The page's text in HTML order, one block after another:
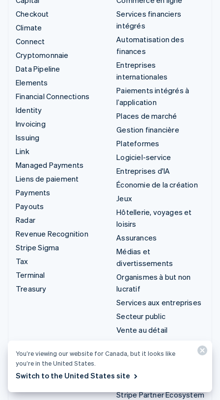
Checkout
Climate
Connect
Cryptomonnaie
Data Pipeline
Elements
Financial Connections
Identity
Invoicing
Issuing
Link
Managed Payments
Liens de paiement
Payments
Payouts
Radar
Revenue Recognition
Stripe Sigma
Tax
Terminal
Treasury
Services financiers
intégrés
Automatisation des
finances
Entreprises
internationales
Paiements intégrés à
l’application
Places de marché
Gestion financière
Plateformes
Logiciel-service
Entreprises d'IA
Économie de la création
Jeux
Hôtellerie, voyages et
loisirs
Assurances
Médias et
divertissements
Organismes à but non
lucratif
Services aux entreprises
Secteur public
Vente au détail
Intégrations et
Stripe App Marketplace
Stripe Partner Ecosystem
You’re viewing our website for Canada, but it looks like
you’re in the United States.
Switch to the United States site